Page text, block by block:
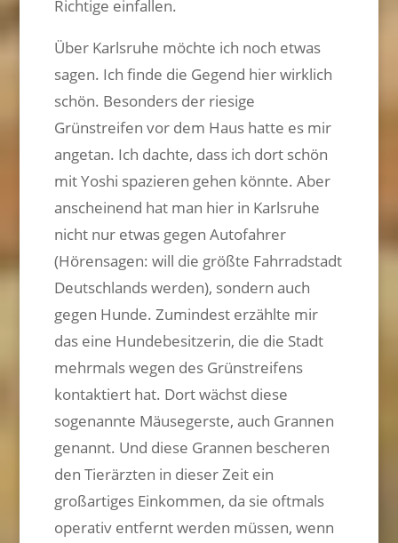
Richtige einfallen.
Über Karlsruhe möchte ich noch etwas
sagen. Ich finde die Gegend hier wirklich
schön. Besonders der riesige
Grünstreifen vor dem Haus hatte es mir
angetan. Ich dachte, dass ich dort schön
mit Yoshi spazieren gehen könnte. Aber
anscheinend hat man hier in Karlsruhe
nicht nur etwas gegen Autofahrer
(Hörensagen: will die größte Fahrradstadt
Deutschlands werden), sondern auch
gegen Hunde. Zumindest erzählte mir
das eine Hundebesitzerin, die die Stadt
mehrmals wegen des Grünstreifens
kontaktiert hat. Dort wächst diese
sogenannte Mäusegerste, auch Grannen
genannt. Und diese Grannen bescheren
den Tierärzten in dieser Zeit ein
großartiges Einkommen, da sie oftmals
operativ entfernt werden müssen, wenn